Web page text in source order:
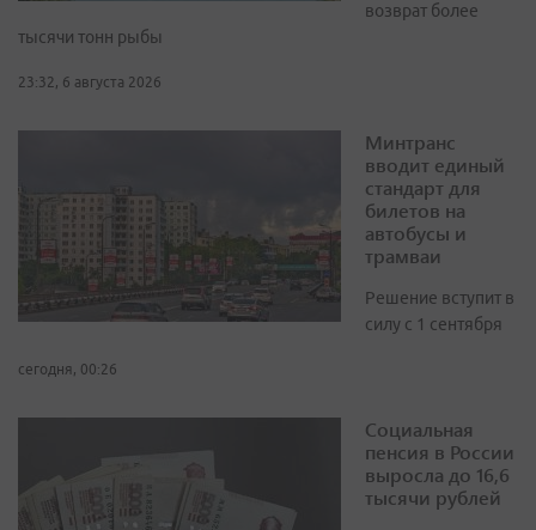
возврат более
тысячи тонн рыбы
23:32, 6 августа 2026
Минтранс
вводит единый
стандарт для
билетов на
автобусы и
трамваи
Решение вступит в
силу с 1 сентября
сегодня, 00:26
Социальная
пенсия в России
выросла до 16,6
тысячи рублей